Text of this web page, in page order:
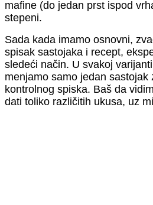
mafine (do jedan prst ispod
stepeni.
Sada kada imamo osnovni,
spisak sastojaka i recept,
sledeći način. U svakoj
menjamo samo jedan sastojak
kontrolnog spiska. Baš da
dati toliko različitih ukusa, uz